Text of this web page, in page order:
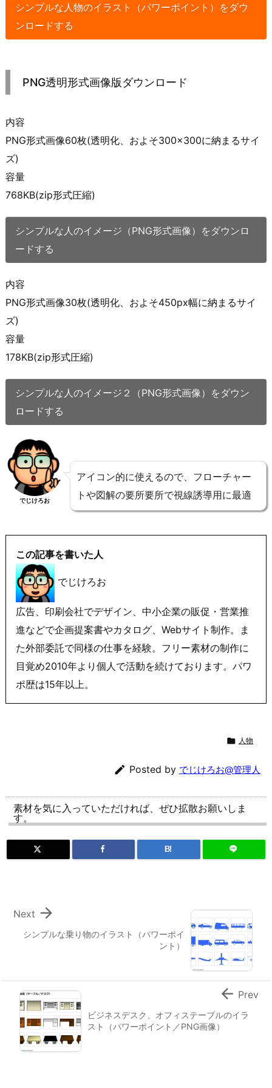
シンプルな人物のイラスト（パワーポイント）をダウ
ンロードする
PNG透明形式画像版ダウンロード
内容
PNG形式画像60枚(透明化、およそ300×300に納まるサイ
ズ)
容量
768KB(zip形式圧縮)
シンプルな人のイメージ（PNG形式画像）をダウンロ
ードする
内容
PNG形式画像30枚(透明化、およそ450px幅に納まるサイ
ズ)
容量
178KB(zip形式圧縮)
シンプルな人のイメージ２（PNG形式画像）をダウン
ロードする
でじけろお
アイコン的に使えるので、フローチャー
トや図解の要所要所で視線誘導用に最適
この記事を書いた人
でじけろお
広告、印刷会社でデザイン、中小企業の販促・営業推
進などで企画提案書やカタログ、Webサイト制作。ま
た外部委託で同様の仕事を経験。フリー素材の制作に
目覚め2010年より個人で活動を続けております。パワ
ポ歴は15年以上。
 人物
 Posted by でじけろお@管理人
素材を気に入っていただければ、ぜひ拡散お願いしま
す。
B!
シンプルな乗り物のイラスト（パワーポイ
ント）

Next
ビジネスデスク、オフィステーブルのイラ
スト（パワーポイント／PNG画像）
 Prev